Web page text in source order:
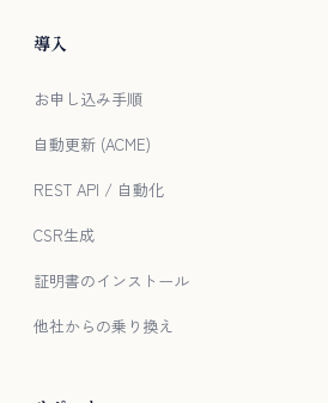
導入
お申し込み手順
自動更新 (ACME)
REST API / 自動化
CSR生成
証明書のインストール
他社からの乗り換え